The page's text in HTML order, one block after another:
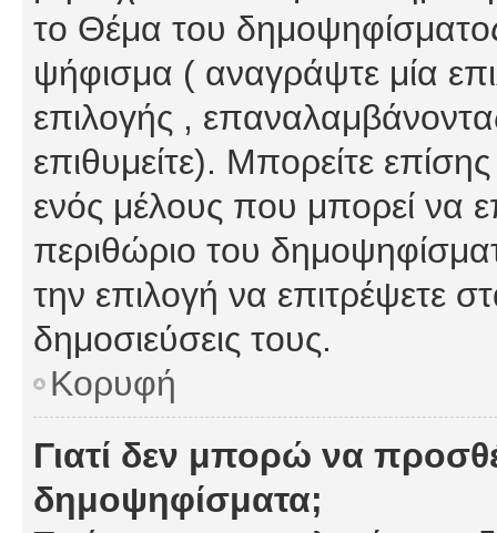
το Θέμα του
ψήφισμα ( αναγράψτε μία
επιλογής ,
επιθυμείτε). Μπορείτε
ενός μέλους που μπορεί να
περιθώριο του
την επιλογή να επιτρέψετε
δημοσιεύσεις τους.
Κορυφή
Γιατί δεν μπορώ να
δημοψηφίσματα;